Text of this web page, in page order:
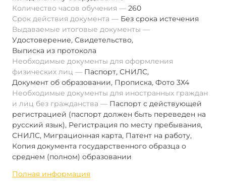
Количество часов обучения
260
Срок действия документа
Без срока истечения
Выдаваемые итоговые документы
Удостоверение, Свидетельство,
Выписка из протокола
Необходимые документы для оформления
физических лиц
Паспорт, СНИЛС,
Документ об образовании, Прописка, Фото 3Х4
Необходимые документы для иностранных граждан
и лиц без гражданства
Паспорт с действующей
регистрацией (паспорт должен быть переведен на
русский язык), Регистрация по месту пребывания,
СНИЛС, Миграционная карта, Патент на работу,
Копия документа государственного образца о
среднем (полном) образовании
Полная информация